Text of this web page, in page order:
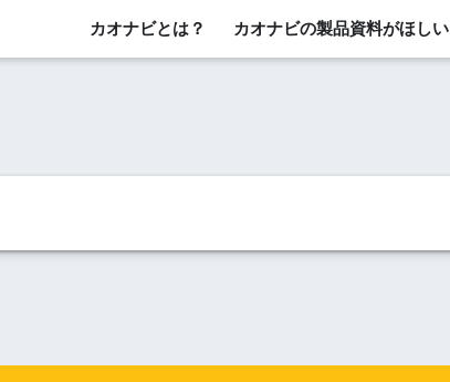
カオナビとは？ カオナビの製品資料がほしい